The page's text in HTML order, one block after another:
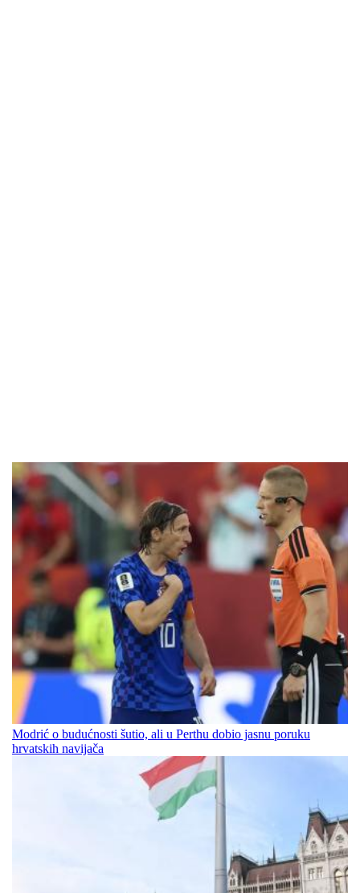
Modrić o budućnosti šutio, ali u Perthu dobio jasnu poruku
hrvatskih navijača